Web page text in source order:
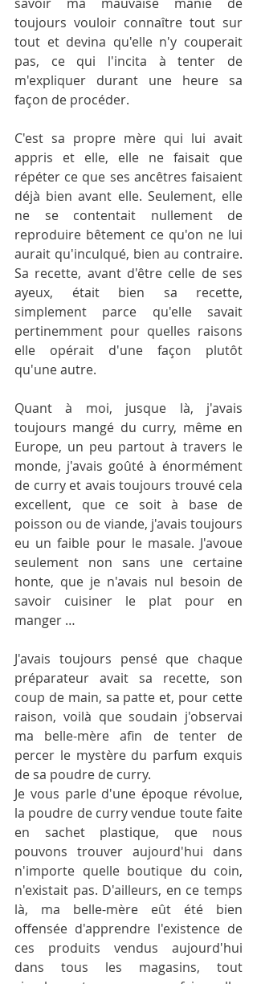
toujours vouloir connaître tout sur
tout et devina qu'elle n'y couperait
pas, ce qui l'incita à tenter de
m'expliquer durant une heure sa
façon de procéder.
C'est sa propre mère qui lui avait
appris et elle, elle ne faisait que
répéter ce que ses ancêtres faisaient
déjà bien avant elle. Seulement, elle
ne se contentait nullement de
reproduire bêtement ce qu'on ne lui
aurait qu'inculqué, bien au contraire.
Sa recette, avant d'être celle de ses
ayeux, était bien sa recette,
simplement parce qu'elle savait
pertinemment pour quelles raisons
elle opérait d'une façon plutôt
qu'une autre.
Quant à moi, jusque là, j'avais
toujours mangé du curry, même en
Europe, un peu partout à travers le
monde, j'avais goûté à énormément
de curry et avais toujours trouvé cela
excellent, que ce soit à base de
poisson ou de viande, j'avais toujours
eu un faible pour le masale. J'avoue
seulement non sans une certaine
honte, que je n'avais nul besoin de
savoir cuisiner le plat pour en
manger …
J'avais toujours pensé que chaque
préparateur avait sa recette, son
coup de main, sa patte et, pour cette
raison, voilà que soudain j'observai
ma belle-mère afin de tenter de
percer le mystère du parfum exquis
de sa poudre de curry.
Je vous parle d'une époque révolue,
la poudre de curry vendue toute faite
en sachet plastique, que nous
pouvons trouver aujourd'hui dans
n'importe quelle boutique du coin,
n'existait pas. D'ailleurs, en ce temps
là, ma belle-mère eût été bien
offensée d'apprendre l'existence de
ces produits vendus aujourd'hui
dans tous les magasins, tout